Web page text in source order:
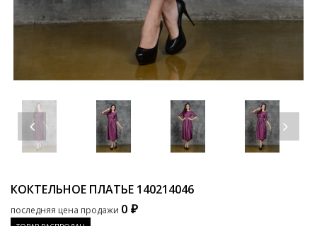
КОКТЕЛЬНОЕ ПЛАТЬЕ 140214046
последняя цена продажи 0 ₽